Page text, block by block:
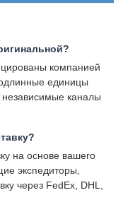
компанией
единицы
каналы
на основе вашего
экспедиторы,
через FedEx, DHL,